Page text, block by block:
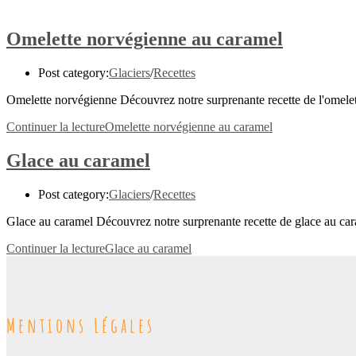
Omelette norvégienne au caramel
Post category:Glaciers/Recettes
Omelette norvégienne Découvrez notre surprenante recette de
Continuer la lectureOmelette norvégienne au caramel
Glace au caramel
Post category:Glaciers/Recettes
Glace au caramel Découvrez notre surprenante recette de glace au
Continuer la lectureGlace au caramel
Mentions Légales